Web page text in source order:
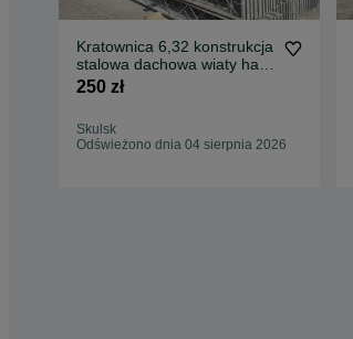
Kratownica 6,32 konstrukcja
stalowa dachowa wiaty hali
magazynu
250 zł
Skulsk
Odświeżono dnia 04 sierpnia 2026